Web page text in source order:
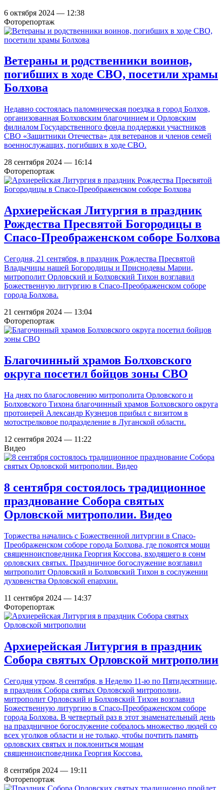
6 октября 2024 — 12:38
Фоторепортаж
Ветераны и родственники воинов,
погибших в ходе СВО, посетили храмы
Болхова
Недавно состоялась паломническая поездка в город Болхов,
организованная Болховским благочинием и Орловским
филиалом Государственного фонда поддержки участников
СВО «Защитники Отечества» для ветеранов и членов семей
военнослужащих, погибших в ходе СВО.
28 сентября 2024 — 16:14
Фоторепортаж
Архиерейская Литургия в праздник
Рождества Пресвятой Богородицы в
Спасо-Преображенском соборе Болхова
Сегодня, 21 сентября, в праздник Рождества Пресвятой
Владычицы нашей Богородицы и Приснодевы Марии,
митрополит Орловский и Болховский Тихон возглавил
Божественную литургию в Спасо-Преображенском соборе
города Болхова.
21 сентября 2024 — 13:04
Фоторепортаж
Благочинный храмов Болховского
округа посетил бойцов зоны СВО
На днях по благословению митрополита Орловского и
Болховского Тихона благочинный храмов Болховского округа
протоиерей Александр Кузнецов прибыл с визитом в
мотострелковое подразделение в Луганской области.
12 сентября 2024 — 11:22
Видео
8 сентября состоялось традиционное
празднование Собора святых
Орловской митрополии. Видео
Торжества начались с Божественной литургии в Спасо-
Преображенском соборе города Болхова, где покоятся мощи
священноисповедника Георгия Коссова, входящего в сонм
орловских святых. Праздничное богослужение возглавил
митрополит Орловский и Болховский Тихон в сослужении
духовенства Орловской епархии.
11 сентября 2024 — 14:37
Фоторепортаж
Архиерейская Литургия в праздник
Собора святых Орловской митрополии
Сегодня утром, 8 сентября, в Неделю 11-ю по Пятидесятнице,
в праздник Собора святых Орловской митрополии,
митрополит Орловский и Болховский Тихон возглавил
Божественную литургию в Спасо-Преображенском соборе
города Болхова. В четвертый раз в этот знаменательный день
на праздничное богослужение собралось множество людей со
всех уголков области и не только, чтобы почтить память
орловских святых и поклониться мощам
священноисповедника Георгия Коссова.
8 сентября 2024 — 19:11
Фоторепортаж